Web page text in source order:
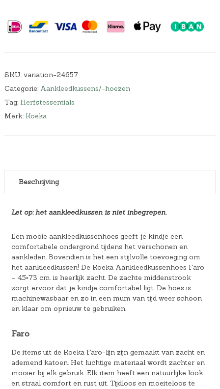
SKU: variation-24657
Categorie: Aankleedkussens/-hoezen
Tag: Herfstessentials
Merk: Koeka
Beschrijving
Let op: het aankleedkussen is niet inbegrepen.
Een mooie aankleedkussenhoes geeft je kindje een
comfortabele ondergrond tijdens het verschonen en
aankleden. Bovendien is het een stijlvolle toevoeging om
het aankleedkussen! De Koeka Aankleedkussenhoes Faro
– 45×73 cm. is heerlijk zacht. De zachte middenstrook
zorgt ervoor dat je kindje comfortabel ligt. De hoes is
machinewasbaar en zo in een mum van tijd weer schoon
en klaar om opnieuw te gebruiken.
Faro
De items uit de Koeka Faro-lijn zijn gemaakt van zacht en
ademend katoen. Het luchtige materiaal wordt zachter en
mooier bij elk gebruik. Elk item heeft een natuurlijke look
en straal comfort en rust uit. Tijdloos en moeiteloos te